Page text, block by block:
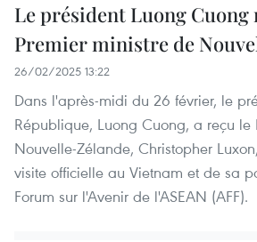
Le président Luong Cuong
Premier ministre de
26/02/2025 13:22
Dans l'après-midi du 26 février, le
République, Luong Cuong, a reçu le
Nouvelle-Zélande, Christopher
visite officielle au Vietnam et de sa
Forum sur l'Avenir de l'ASEAN (AFF).